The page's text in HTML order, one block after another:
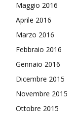
Maggio 2016
Aprile 2016
Marzo 2016
Febbraio 2016
Gennaio 2016
Dicembre 2015
Novembre 2015
Ottobre 2015